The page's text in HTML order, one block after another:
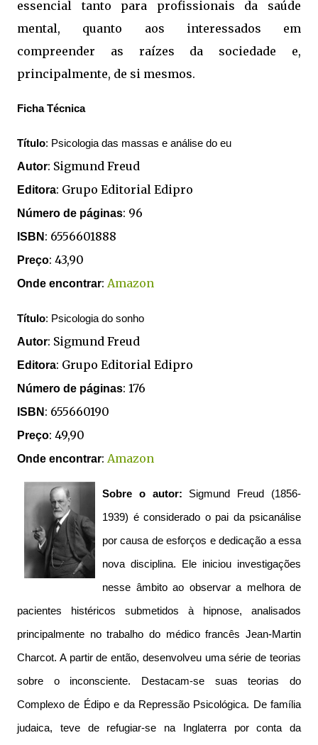
essencial tanto para profissionais da saúde
mental, quanto aos interessados em
compreender as raízes da sociedade e,
principalmente, de si mesmos.
Ficha Técnica
Título: Psicologia das massas e análise do eu
Autor: Sigmund Freud
Editora: Grupo Editorial Edipro
Número de páginas: 96
ISBN : 6556601888
Preço: 43,90
Onde encontrar: Amazon
Título: Psicologia do sonho
Autor: Sigmund Freud
Editora: Grupo Editorial Edipro
Número de páginas: 176
ISBN : 655660190
Preço: 49,90
Onde encontrar: Amazon
Sobre o autor: Sigmund Freud (1856-
1939) é considerado o pai da psicanálise
por causa de esforços e dedicação a essa
nova disciplina. Ele iniciou investigações
nesse âmbito ao observar a melhora de
pacientes histéricos submetidos à hipnose, analisados
principalmente no trabalho do médico francês Jean-Martin
Charcot. A partir de então, desenvolveu uma série de teorias
sobre o inconsciente. Destacam-se suas teorias do
Complexo de Édipo e da Repressão Psicológica. De família
judaica, teve de refugiar-se na Inglaterra por conta da